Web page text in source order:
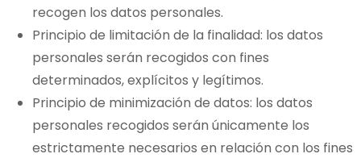
recogen los datos personales.
Principio de limitación de la finalidad: los datos
personales serán recogidos con fines
determinados, explícitos y legítimos.
Principio de minimización de datos: los datos
personales recogidos serán únicamente los
estrictamente necesarios en relación con los fines